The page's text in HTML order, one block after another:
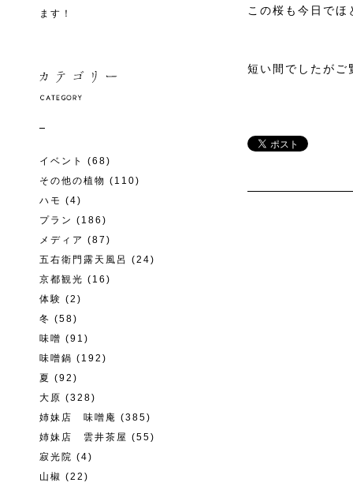
ます！
イベント
(68)
その他の植物 (110)
ハモ (4)
プラン (186)
メディア (87)
五右衛門露天風呂 (24)
京都観光 (16)
体験 (2)
冬 (58)
味噌 (91)
味噌鍋 (192)
夏 (92)
大原 (328)
姉妹店 味噌庵 (385)
姉妹店 雲井茶屋 (55)
寂光院 (4)
山椒 (22)
この桜も今日で
短い間でしたがご